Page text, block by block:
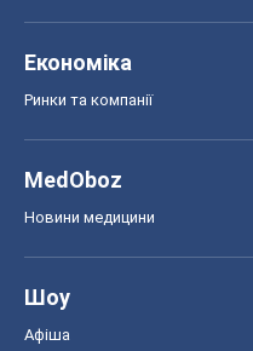
Економіка
Ринки та компанії
MedOboz
Новини медицини
Шоу
Афіша